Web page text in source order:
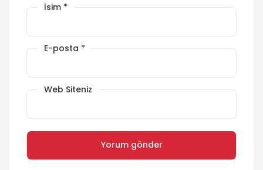
İsim *
E-posta *
Web Siteniz